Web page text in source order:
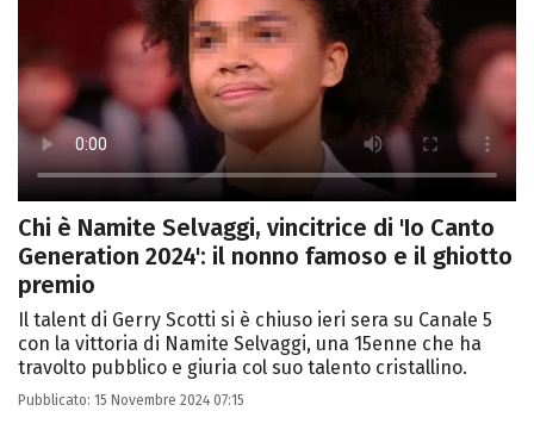
Chi è Namite Selvaggi, vincitrice di 'Io Canto
Generation 2024': il nonno famoso e il ghiotto
premio
Il talent di Gerry Scotti si è chiuso ieri sera su Canale 5
con la vittoria di Namite Selvaggi, una 15enne che ha
travolto pubblico e giuria col suo talento cristallino.
Pubblicato: 15 Novembre 2024 07:15